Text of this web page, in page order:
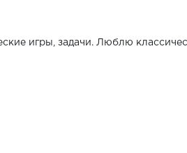
игры, задачи. Люблю